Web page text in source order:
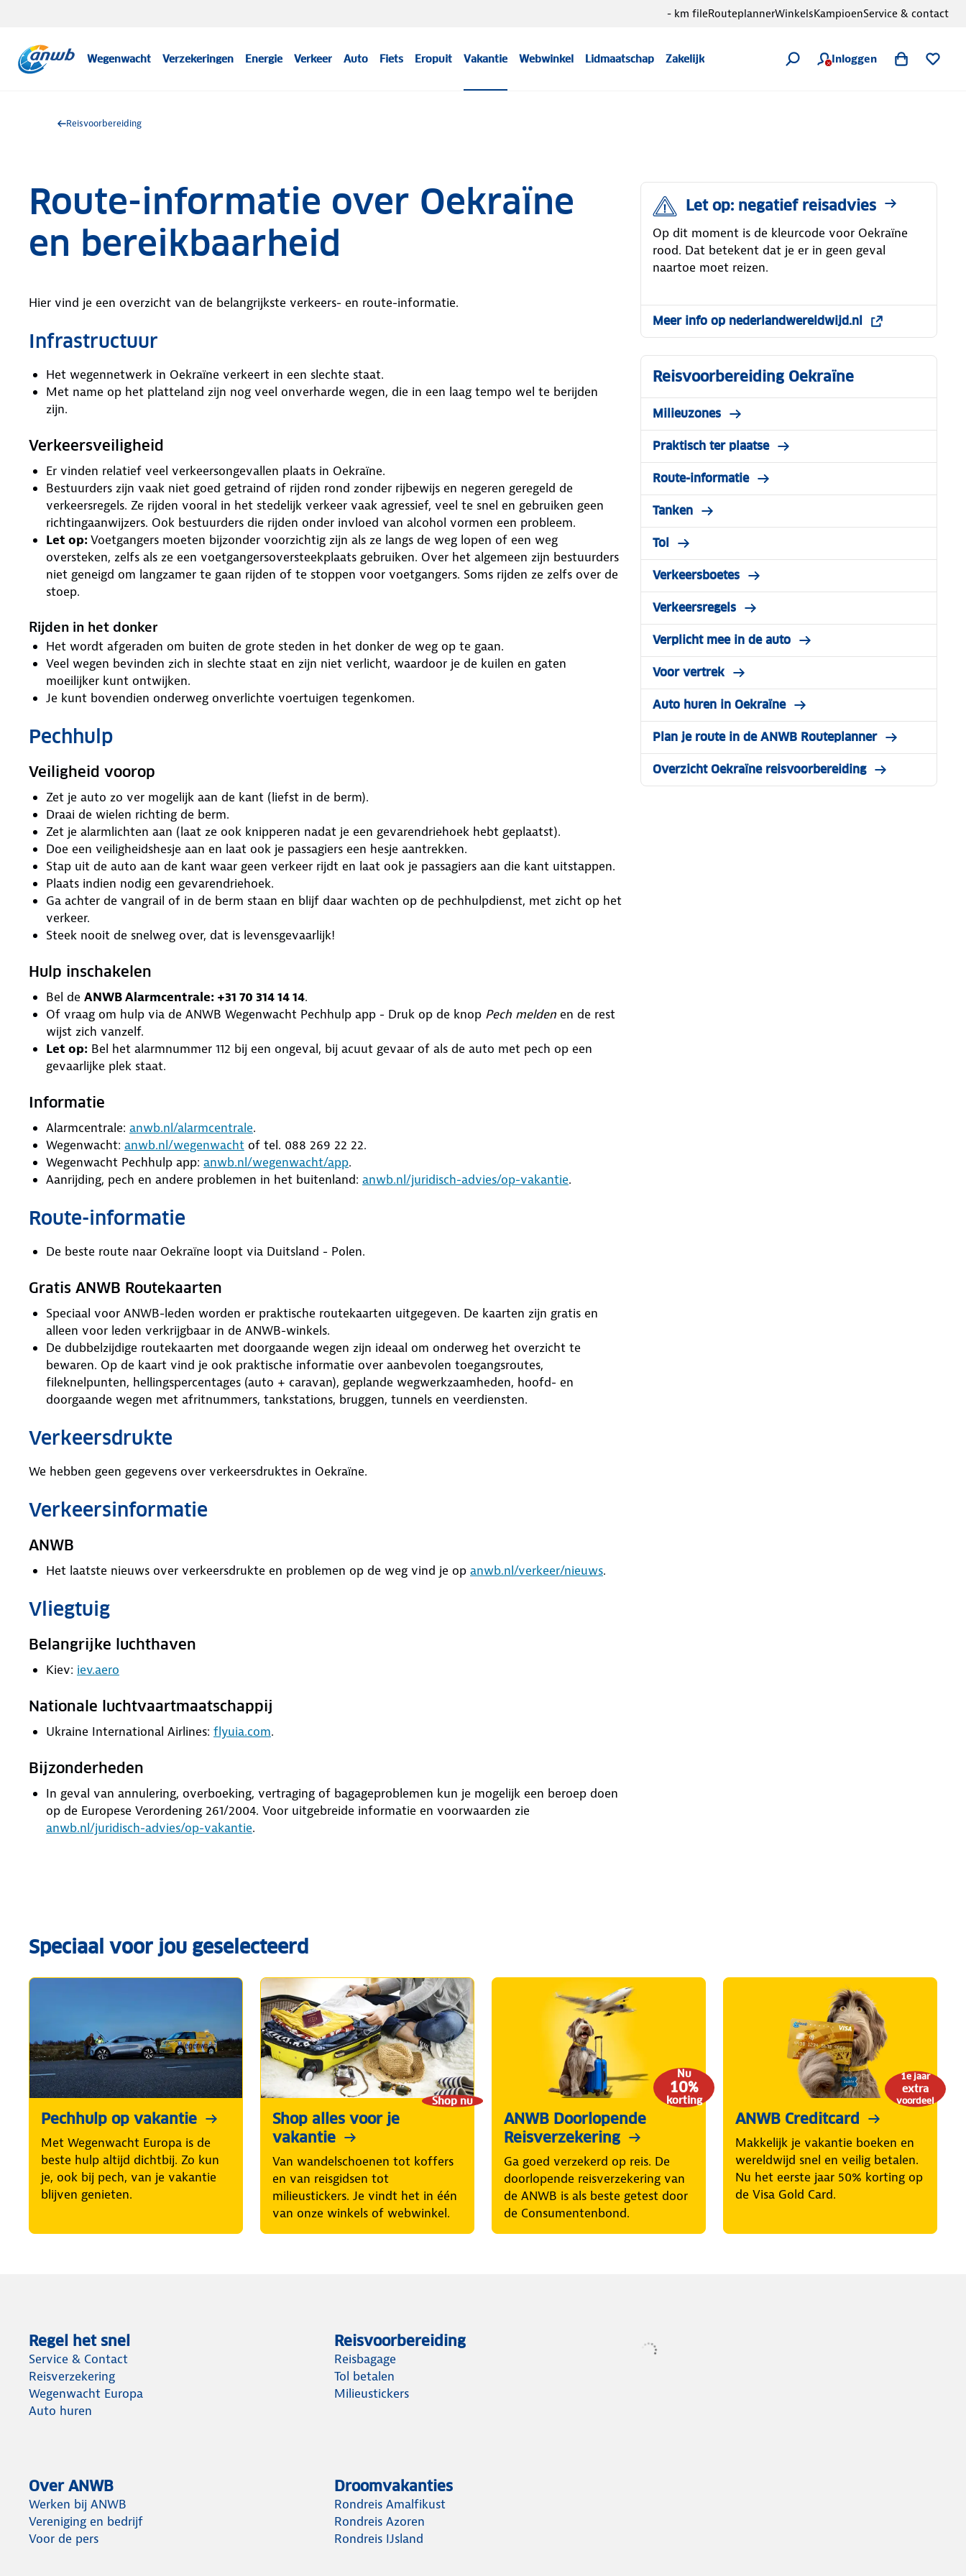
Wegenwacht Verzekeringen Energie Verkeer Auto Fiets Eropuit Vakantie Webwinkel Lidmaatschap Zakelijk Inloggen
- km fileRouteplannerWinkelsKampioenService & contact
Reisvoorbereiding
Route-informatie over Oekraïne
en bereikbaarheid
Hier vind je een overzicht van de belangrijkste verkeers- en route-informatie.
Infrastructuur
Het wegennetwerk in Oekraïne verkeert in een slechte staat.
Met name op het platteland zijn nog veel onverharde wegen, die in een laag tempo wel te berijden
zijn.
Verkeersveiligheid
Er vinden relatief veel verkeersongevallen plaats in Oekraïne.
Bestuurders zijn vaak niet goed getraind of rijden rond zonder rijbewijs en negeren geregeld de
verkeersregels. Ze rijden vooral in het stedelijk verkeer vaak agressief, veel te snel en gebruiken geen
richtingaanwijzers. Ook bestuurders die rijden onder invloed van alcohol vormen een probleem.
Let op:Voetgangers moeten bijzonder voorzichtig zijn als ze langs de weg lopen of een weg
oversteken, zelfs als ze een voetgangersoversteekplaats gebruiken. Over het algemeen zijn bestuurders
niet geneigd om langzamer te gaan rijden of te stoppen voor voetgangers. Soms rijden ze zelfs over de
stoep.
Rijden in het donker
Het wordt afgeraden om buiten de grote steden in het donker de weg op te gaan.
Veel wegen bevinden zich in slechte staat en zijn niet verlicht, waardoor je de kuilen en gaten
moeilijker kunt ontwijken.
Je kunt bovendien onderweg onverlichte voertuigen tegenkomen.
Pechhulp
Veiligheid voorop
Zet je auto zo ver mogelijk aan de kant (liefst in de berm).
Draai de wielen richting de berm.
Zet je alarmlichten aan (laat ze ook knipperen nadat je een gevarendriehoek hebt geplaatst).
Doe een veiligheidshesje aan en laat ook je passagiers een hesje aantrekken.
Stap uit de auto aan de kant waar geen verkeer rijdt en laat ook je passagiers aan die kant uitstappen.
Plaats indien nodig een gevarendriehoek.
Ga achter de vangrail of in de berm staan en blijf daar wachten op de pechhulpdienst, met zicht op het
verkeer.
Steek nooit de snelweg over, dat is levensgevaarlijk!
Hulp inschakelen
Bel de ANWB Alarmcentrale: +31 70 314 14 14.
Of vraag om hulp via de ANWB Wegenwacht Pechhulp app - Druk op de knop Pech melden en de rest
wijst zich vanzelf.
Let op: Bel het alarmnummer 112 bij een ongeval, bij acuut gevaar of als de auto met pech op een
gevaarlijke plek staat.
Informatie
Alarmcentrale: anwb.nl/alarmcentrale.
Wegenwacht: anwb.nl/wegenwacht of tel. 088 269 22 22.
Wegenwacht Pechhulp app: anwb.nl/wegenwacht/app.
Aanrijding, pech en andere problemen in het buitenland: anwb.nl/juridisch-advies/op-vakantie.
Route-informatie
De beste route naar Oekraïne loopt via Duitsland - Polen.
Gratis ANWB Routekaarten
Speciaal voor ANWB-leden worden er praktische routekaarten uitgegeven. De kaarten zijn gratis en
alleen voor leden verkrijgbaar in de ANWB-winkels.
De dubbelzijdige routekaarten met doorgaande wegen zijn ideaal om onderweg het overzicht te
bewaren. Op de kaart vind je ook praktische informatie over aanbevolen toegangsroutes,
fileknelpunten, hellingspercentages (auto + caravan), geplande wegwerkzaamheden, hoofd- en
doorgaande wegen met afritnummers, tankstations, bruggen, tunnels en veerdiensten.
Verkeersdrukte
We hebben geen gegevens over verkeersdruktes in Oekraïne.
Verkeersinformatie
ANWB
Het laatste nieuws over verkeersdrukte en problemen op de weg vind je op anwb.nl/verkeer/nieuws.
Vliegtuig
Belangrijke luchthaven
Kiev: iev.aero
Nationale luchtvaartmaatschappij
Ukraine International Airlines: flyuia.com.
Bijzonderheden
In geval van annulering, overboeking, vertraging of bagageproblemen kun je mogelijk een beroep doen
op de Europese Verordening 261/2004. Voor uitgebreide informatie en voorwaarden zie
anwb.nl/juridisch-advies/op-vakantie.
Let op: negatief reisadvies
Op dit moment is de kleurcode voor Oekraïne
rood. Dat betekent dat je er in geen geval
naartoe moet reizen.
Meer info op nederlandwereldwijd.nl
Reisvoorbereiding Oekraïne
Milieuzones
Praktisch ter plaatse
Route-informatie
Tanken
Tol
Verkeersboetes
Verkeersregels
Verplicht mee in de auto
Voor vertrek
Auto huren in Oekraïne
Plan je route in de ANWB Routeplanner
Overzicht Oekraïne reisvoorbereiding
Speciaal voor jou geselecteerd
Pechhulp op vakantie
Met Wegenwacht Europa is de
beste hulp altijd dichtbij. Zo kun
je, ook bij pech, van je vakantie
blijven genieten.
Shop nu
Shop alles voor je
vakantie
Van wandelschoenen tot koffers
en van reisgidsen tot
milieustickers. Je vindt het in één
van onze winkels of webwinkel.
Nu
10%
korting
ANWB Doorlopende
Reisverzekering
Ga goed verzekerd op reis. De
doorlopende reisverzekering van
de ANWB is als beste getest door
de Consumentenbond.
1e jaar
extra
voordeel
ANWB Creditcard
Makkelijk je vakantie boeken en
wereldwijd snel en veilig betalen.
Nu het eerste jaar 50% korting op
de Visa Gold Card.
Regel het snel
Service & Contact
Reisverzekering
Wegenwacht Europa
Auto huren
Reisvoorbereiding
Reisbagage
Tol betalen
Milieustickers
Over ANWB
Werken bij ANWB
Vereniging en bedrijf
Voor de pers
Droomvakanties
Rondreis Amalfikust
Rondreis Azoren
Rondreis IJsland